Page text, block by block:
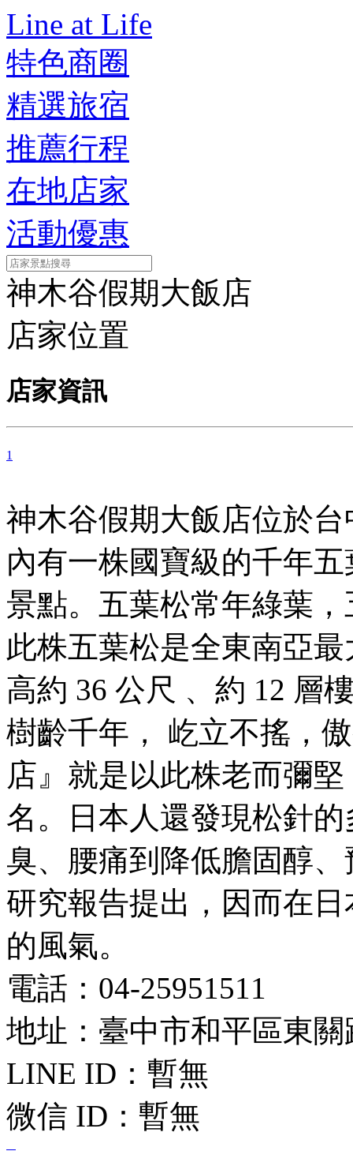
Line at Life
特色商圈
精選旅宿
推薦行程
在地店家
活動優惠
神木谷假期大飯店
店家位置
店家資訊
1
神木谷假期大飯店位於
內有一株國寶級的千年
景點。五葉松常年綠葉
此株五葉松是全東南亞
高約 36 公尺 、約 12 層
樹齡千年， 屹立不搖，
店』就是以此株老而彌
名。日本人還發現松針
臭、腰痛到降低膽固醇
研究報告提出，因而在
的風氣。
電話：04-25951511
地址：臺中市和平區東
LINE ID： 暫無
微信 ID： 暫無